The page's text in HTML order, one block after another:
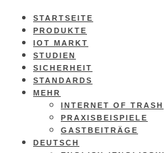
STARTSEITE
PRODUKTE
IOT MARKT
STUDIEN
SICHERHEIT
STANDARDS
MEHR
INTERNET OF TRASH
PRAXISBEISPIELE
GASTBEITRÄGE
DEUTSCH